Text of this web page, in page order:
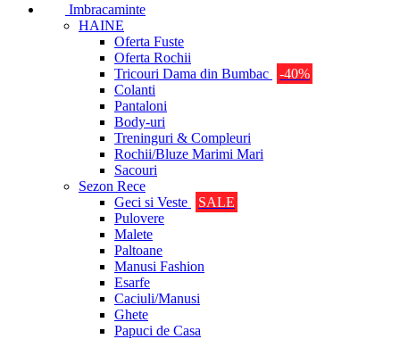
Imbracaminte
HAINE
Oferta Fuste
Oferta Rochii
Tricouri Dama din Bumbac
-40%
Colanti
Pantaloni
Body-uri
Treninguri & Compleuri
Rochii/Bluze Marimi Mari
Sacouri
Sezon Rece
Geci si Veste
SALE
Pulovere
Malete
Paltoane
Manusi Fashion
Esarfe
Caciuli/Manusi
Ghete
Papuci de Casa